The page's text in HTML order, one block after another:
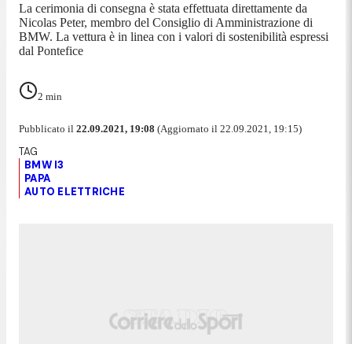
La cerimonia di consegna è stata effettuata direttamente da
Nicolas Peter, membro del Consiglio di Amministrazione di
BMW. La vettura è in linea con i valori di sostenibilità espressi
dal Pontefice
2 min
Pubblicato il 22.09.2021, 19:08 (Aggiornato il 22.09.2021, 19:15)
BMW I3
PAPA
AUTO ELETTRICHE